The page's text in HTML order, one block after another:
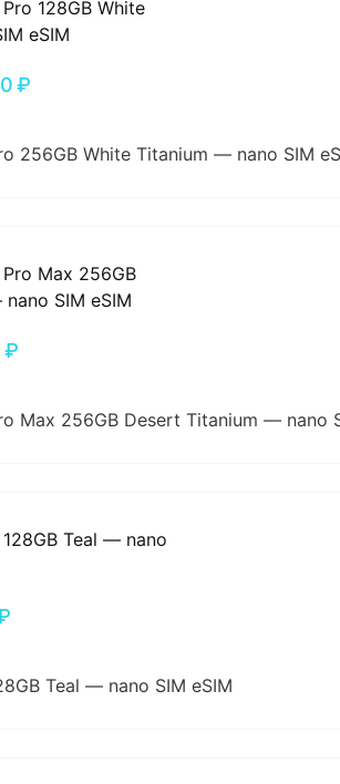
₽
256GB White Titanium — nano SIM
₽
Max 256GB Desert Titanium — nano
Teal — nano SIM eSIM